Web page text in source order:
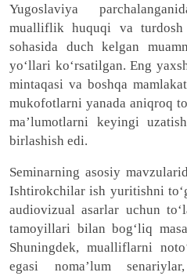
Yugoslaviya
mualliflik huquqi va
sohasida duch kelgan
yo‘llari ko‘rsatilgan. Eng
mintaqasi va boshqa
mukofotlarni yanada aniqroq
ma’lumotlarni keyingi
birlashish edi.
Seminarning asosiy
Ishtirokchilar ish yuritishni
audiovizual asarlar uchun
tamoyillari bilan bog‘liq
Shuningdek, mualliflarni
egasi noma’lum